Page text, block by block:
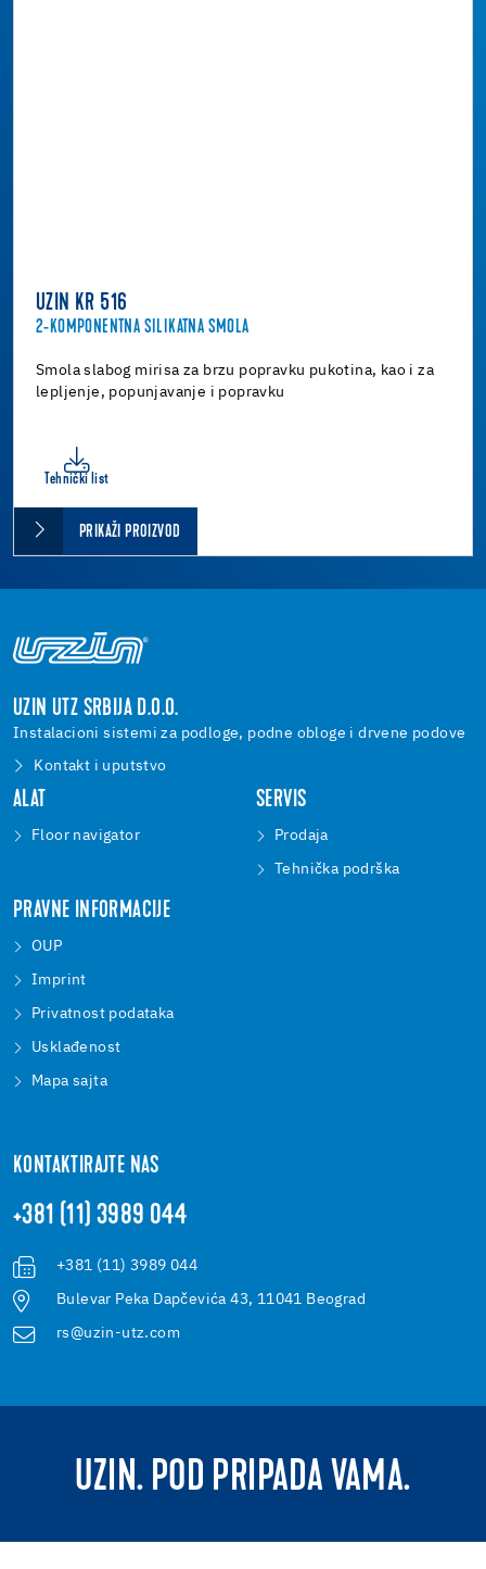
UZIN KR 516
2-KOMPONENTNA SILIKATNA SMOLA
Smola slabog mirisa za brzu popravku pukotina, kao i za
lepljenje, popunjavanje i popravku
Tehnički list
PRIKAŽI PROIZVOD
UZIN UTZ SRBIJA D.O.O.
Instalacioni sistemi za podloge, podne obloge i drvene podove
Kontakt i uputstvo
ALAT
Floor navigator
SERVIS
Prodaja
Tehnička podrška
PRAVNE INFORMACIJE
OUP
Imprint
Privatnost podataka
Usklađenost
Mapa sajta
KONTAKTIRAJTE NAS
+381 (11) 3989 044
+381 (11) 3989 044
Bulevar Peka Dapčevića 43, 11041 Beograd
rs@uzin-utz.com
UZIN. POD PRIPADA VAMA.